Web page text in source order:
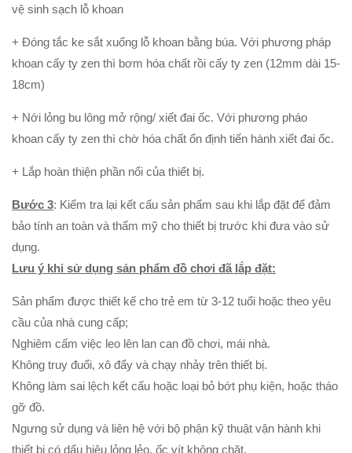
vệ sinh sạch lỗ khoan
+ Đóng tắc ke sắt xuống lỗ khoan bằng búa. Với phương pháp
khoan cấy ty zen thì bơm hóa chất rồi cấy ty zen (12mm dài 15-
18cm)
+ Nới lỏng bu lông mở rộng/ xiết đai ốc. Với phương pháo
khoan cấy ty zen thì chờ hóa chất ổn định tiến hành xiết đai ốc.
+ Lắp hoàn thiện phần nổi của thiết bị.
Bước 3: Kiểm tra lại kết cấu sản phẩm sau khi lắp đặt để đảm
bảo tính an toàn và thẩm mỹ cho thiết bị trước khi đưa vào sử
dụng.
Lưu ý khi sử dụng sản phẩm đồ chơi đã lắp đặt:
Sản phẩm được thiết kế cho trẻ em từ 3-12 tuổi hoặc theo yêu
cầu của nhà cung cấp;
Nghiêm cấm việc leo lên lan can đồ chơi, mái nhà.
Không truy đuổi, xô đẩy và chạy nhảy trên thiết bị.
Không làm sai lệch kết cấu hoặc loại bỏ bớt phụ kiện, hoặc tháo
gỡ đồ.
Ngưng sử dụng và liên hệ với bộ phận kỹ thuật vận hành khi
thiết bị có dấu hiệu lỏng lẻo, ốc vít không chặt.